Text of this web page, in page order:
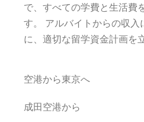
で、すべての学費と生活費
す。 アルバイトからの収入
に、適切な留学資金計画を
空港から東京へ
成田空港から